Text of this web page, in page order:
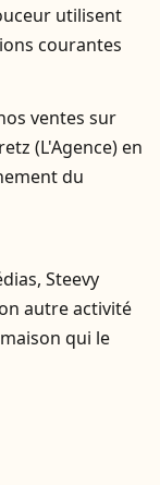
utilisent
courantes
ventes sur
(L'Agence) en
du
Steevy
autre activité
qui le